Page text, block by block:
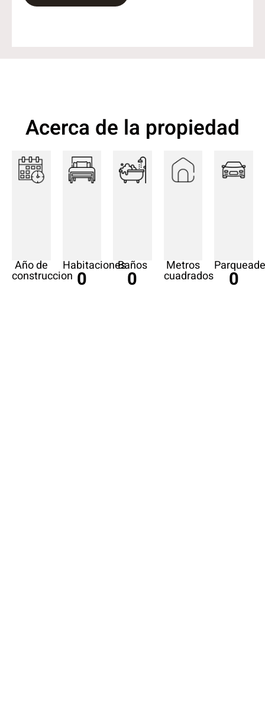
Acerca de la propiedad
Año de
construccion
Habitaciones
0
Baños
0
Metros
cuadrados 0